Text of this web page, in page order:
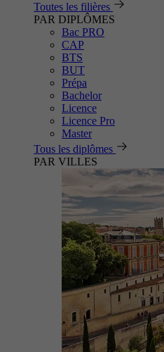
Toutes les filières
PAR DIPLÔMES
Bac PRO
CAP
BTS
BUT
Prépa
Bachelor
Licence
Licence Pro
Master
Tous les diplômes
PAR VILLES